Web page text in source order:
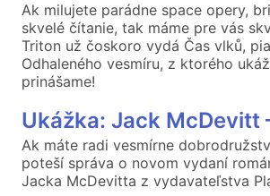
Ak milujete parádne space opery,
skvelé čítanie, tak máme pre vás
Triton už čoskoro vydá Čas vlků,
Odhaleného vesmíru, z ktorého
prinášame!
Ukážka: Jack McDevitt
Ak máte radi vesmírne
poteší správa o novom vydaní
Jacka McDevitta z vydavateľstva